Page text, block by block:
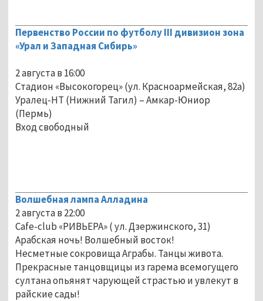
Первенство России по футболу III дивизион зона
«Урал и Западная Сибирь»
2 августа в 16:00
Стадион «Высокогорец» (ул. Красноармейская, 82а)
Уралец-НТ (Нижний Тагил) – Амкар-Юниор
(Пермь)
Вход свободный
Волшебная лампа Алладина
2 августа в 22:00
Сafe-club «РИВЬЕРА» ( ул. Дзержинского, 31)
Арабская ночь! Волшебный восток!
Несметные сокровища Аграбы. Танцы живота.
Прекрасные танцовщицы из гарема всемогущего
султана опьянят чарующей страстью и увлекут в
райские сады!